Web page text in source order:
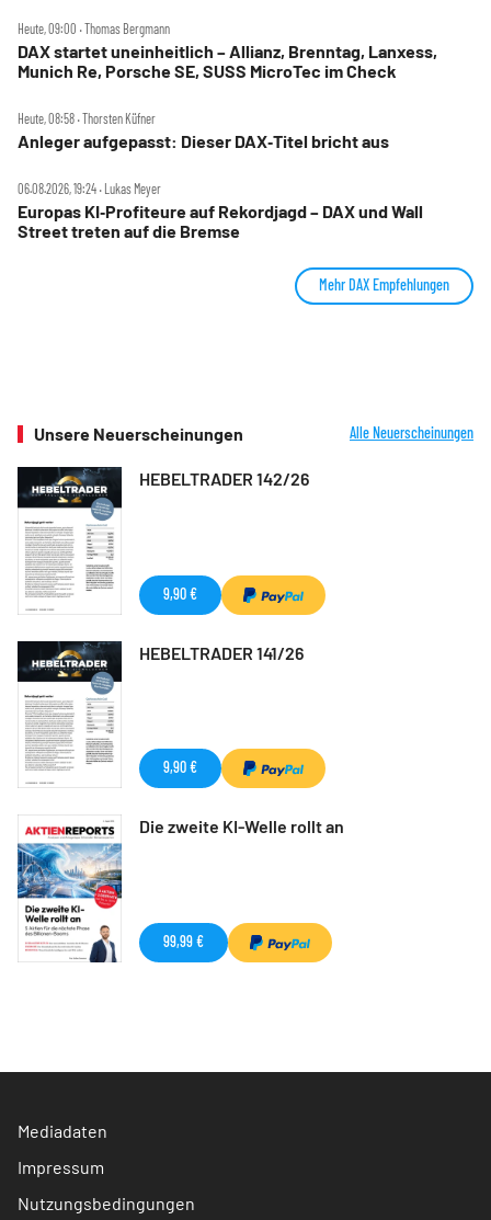
Heute, 09:00 ‧ Thomas Bergmann
DAX startet uneinheitlich – Allianz, Brenntag, Lanxess,
Munich Re, Porsche SE, SUSS MicroTec im Check
Heute, 08:58 ‧ Thorsten Küfner
Anleger aufgepasst: Dieser DAX‑Titel bricht aus
06.08.2026, 19:24 ‧ Lukas Meyer
Europas KI‑Profiteure auf Rekordjagd – DAX und Wall
Street treten auf die Bremse
Mehr DAX Empfehlungen
Unsere Neuerscheinungen Alle Neuerscheinungen
HEBELTRADER 142/26
9,90 €
HEBELTRADER 141/26
9,90 €
Die zweite KI-Welle rollt an
99,99 €
Mediadaten
Impressum
Nutzungsbedingungen